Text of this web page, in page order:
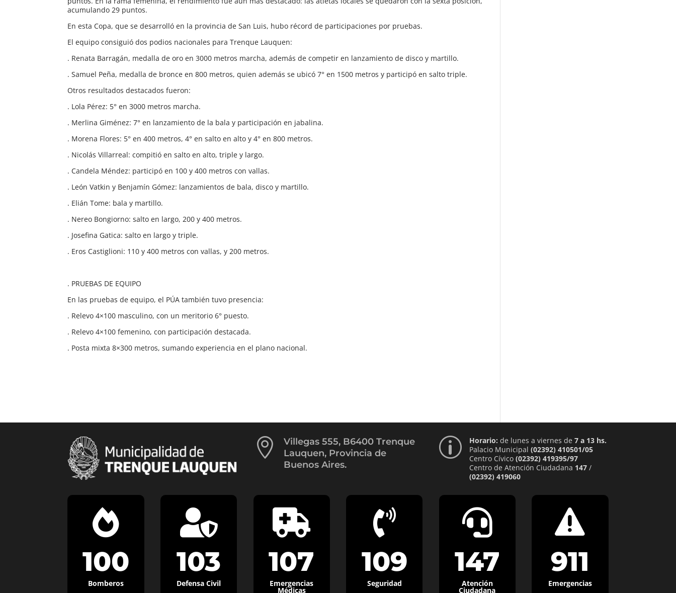
acumulando 29 puntos.
En esta Copa, que se desarrolló en la provincia de San Luis, hubo récord de participaciones por pruebas.
El equipo consiguió dos podios nacionales para Trenque Lauquen:
. Renata Barragán, medalla de oro en 3000 metros marcha, además de competir en lanzamiento de disco y martillo.
. Samuel Peña, medalla de bronce en 800 metros, quien además se ubicó 7° en 1500 metros y participó en salto triple.
Otros resultados destacados fueron:
. Lola Pérez: 5° en 3000 metros marcha.
. Merlina Giménez: 7° en lanzamiento de la bala y participación en jabalina.
. Morena Flores: 5° en 400 metros, 4° en salto en alto y 4° en 800 metros.
. Nicolás Villarreal: compitió en salto en alto, triple y largo.
. Candela Méndez: participó en 100 y 400 metros con vallas.
. León Vatkin y Benjamín Gómez: lanzamientos de bala, disco y martillo.
. Elián Tome: bala y martillo.
. Nereo Bongiorno: salto en largo, 200 y 400 metros.
. Josefina Gatica: salto en largo y triple.
. Eros Castiglioni: 110 y 400 metros con vallas, y 200 metros.
. PRUEBAS DE EQUIPO
En las pruebas de equipo, el PÚA también tuvo presencia:
. Relevo 4×100 masculino, con un meritorio 6° puesto.
. Relevo 4×100 femenino, con participación destacada.
. Posta mixta 8×300 metros, sumando experiencia en el plano nacional.

Villegas 555, B6400 Trenque
Lauquen, Provincia de
Buenos Aires.
p Horario: de lunes a viernes de 7 a 13 hs.
Palacio Municipal (02392) 410501/05
Centro Cívico (02392) 419395/97
Centro de Atención Ciudadana 147/
(02392) 419060

100
Bomberos

103
Defensa Civil

107
Emergencias
Médicas

109
Seguridad

147
Atención
Ciudadana

911
Emergencias